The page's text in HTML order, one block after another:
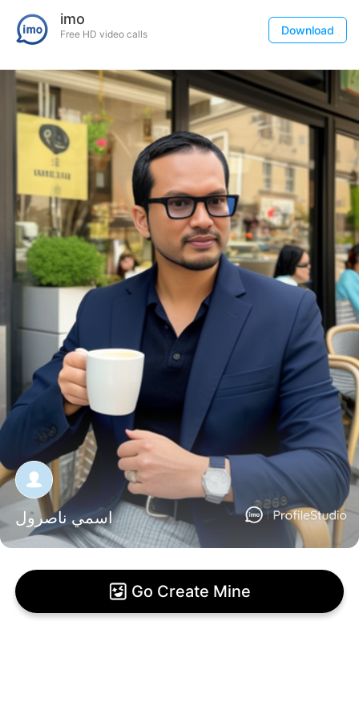
imo
Free HD video calls Download
اسمي ناصرول
Go Create Mine